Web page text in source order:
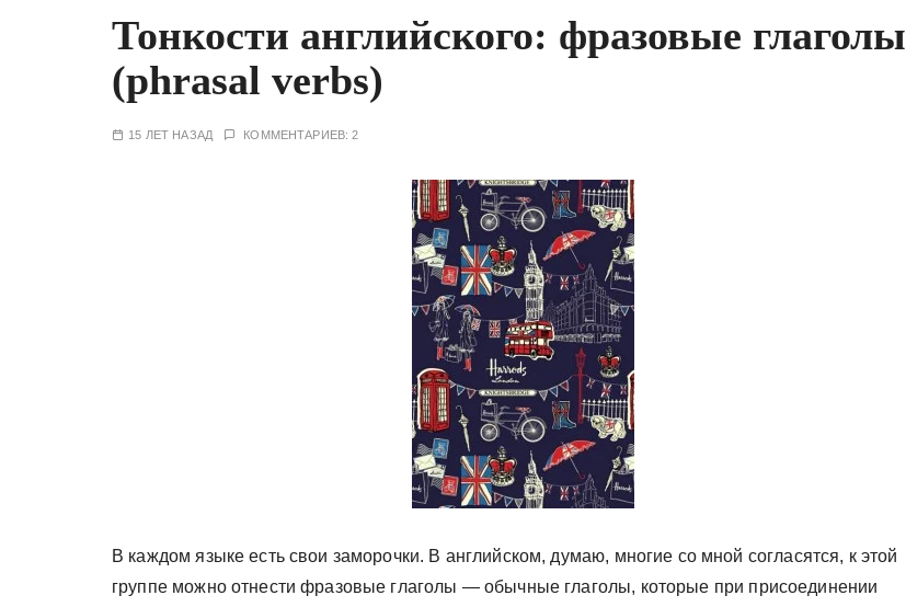
Тонкости английского: фразовые глаголы
(phrasal verbs)
15 ЛЕТ НАЗАД КОММЕНТАРИЕВ: 2
В каждом языке есть свои заморочки. В английском, думаю, многие со мной согласятся, к этой
группе можно отнести фразовые глаголы — обычные глаголы, которые при присоединении